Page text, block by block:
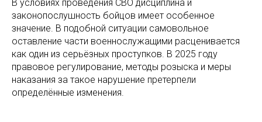
В условиях проведения СВО дисциплина и
законопослушность бойцов имеет особенное
значение. В подобной ситуации самовольное
оставление части военнослужащими расценивается
как один из серьёзных проступков. В 2025 году
правовое регулирование, методы розыска и меры
наказания за такое нарушение претерпели
определённые изменения.